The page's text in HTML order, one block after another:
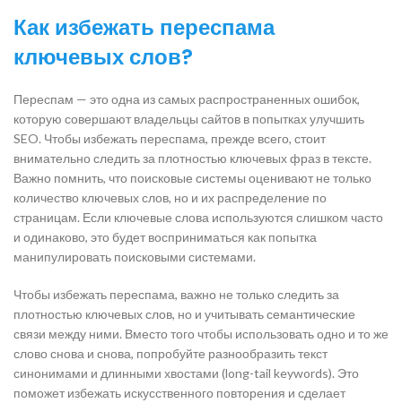
Как избежать переспама
ключевых слов?
Переспам — это одна из самых распространенных ошибок,
которую совершают владельцы сайтов в попытках улучшить
SEO. Чтобы избежать переспама, прежде всего, стоит
внимательно следить за плотностью ключевых фраз в тексте.
Важно помнить, что поисковые системы оценивают не только
количество ключевых слов, но и их распределение по
страницам. Если ключевые слова используются слишком часто
и одинаково, это будет восприниматься как попытка
манипулировать поисковыми системами.
Чтобы избежать переспама, важно не только следить за
плотностью ключевых слов, но и учитывать семантические
связи между ними. Вместо того чтобы использовать одно и то же
слово снова и снова, попробуйте разнообразить текст
синонимами и длинными хвостами (long-tail keywords). Это
поможет избежать искусственного повторения и сделает